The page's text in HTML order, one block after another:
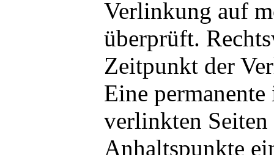
Verlinkung auf
überprüft.
Zeitpunkt der
Eine
verlinkten
Anhaltspunkte